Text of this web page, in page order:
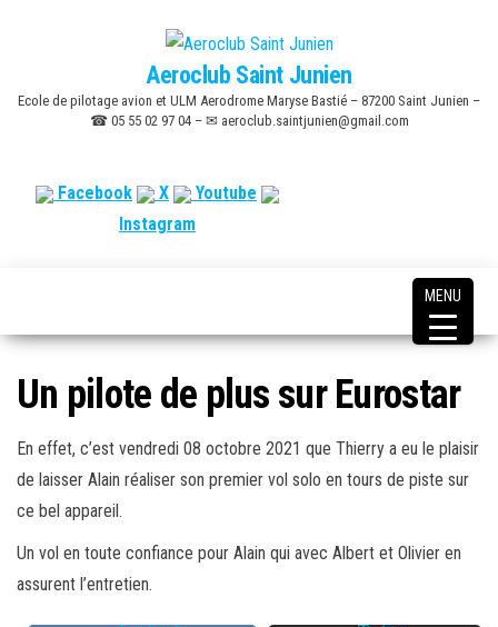
content
Aeroclub Saint Junien
Ecole de pilotage avion et ULM Aerodrome Maryse Bastié – 87200 Saint Junien –
☎ 05 55 02 97 04 – ✉ aeroclub.saintjunien@gmail.com
Facebook X
Youtube
Instagram
Un pilote de plus sur Eurostar
En effet, c’est vendredi 08 octobre 2021 que Thierry a eu le plaisir
de laisser Alain réaliser son premier vol solo en tours de piste sur
ce bel appareil.
Un vol en toute confiance pour Alain qui avec Albert et Olivier en
assurent l’entretien.
MENU